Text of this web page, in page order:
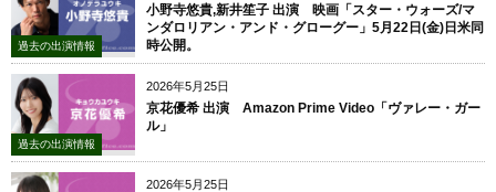
過去の出演情報
小野寺悠貴,新井笙子 出演 映画「スター・ウォーズ/マ
ンダロリアン・アンド・グローグー」5月22日(金)日米同
時公開。
2026年5月25日
過去の出演情報
京花優希 出演 Amazon Prime Video「ヴァレー・ガー
ル」
2026年5月25日